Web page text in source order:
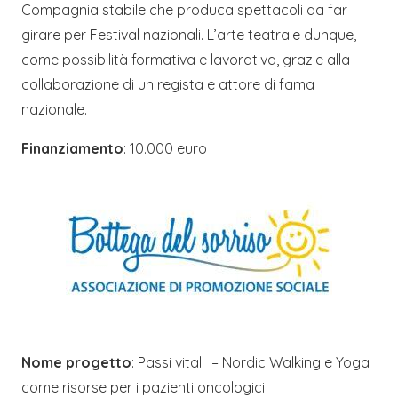
Compagnia stabile che produca spettacoli da far
girare per Festival nazionali. L’arte teatrale dunque,
come possibilità formativa e lavorativa, grazie alla
collaborazione di un regista e attore di fama
nazionale.
Finanziamento: 10.000 euro
Nome progetto: Passi vitali – Nordic Walking e Yoga
come risorse per i pazienti oncologici